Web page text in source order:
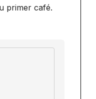
primer café.